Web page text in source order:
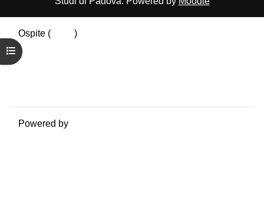
Apri indice del corso
Ospite (
)
Riepilogo della conservazione dei dati
Politiche
Powered by